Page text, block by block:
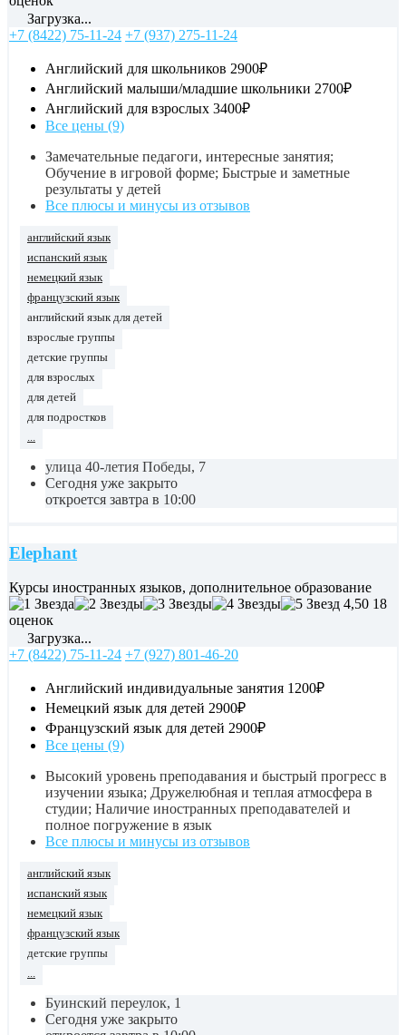
Загрузка...
+7 (8422) 75-11-24 +7 (937) 275-11-24
Английский для школьников 2900₽
Английский малыши/младшие школьники 2700₽
Английский для взрослых 3400₽
Все цены (9)
Замечательные педагоги, интересные занятия;
Обучение в игровой форме; Быстрые и заметные
результаты у детей
Все плюсы и минусы из отзывов
английский язык
испанский язык
немецкий язык
французский язык
английский язык для детей
взрослые группы
детские группы
для взрослых
для детей
для подростков
...
улица 40-летия Победы, 7
Сегодня уже закрыто
откроется завтра в 10:00
Elephant
Курсы иностранных языков, дополнительное образование
4,50 18
оценок
Загрузка...
+7 (8422) 75-11-24 +7 (927) 801-46-20
Английский индивидуальные занятия 1200₽
Немецкий язык для детей 2900₽
Французский язык для детей 2900₽
Все цены (9)
Высокий уровень преподавания и быстрый прогресс в
изучении языка; Дружелюбная и теплая атмосфера в
студии; Наличие иностранных преподавателей и
полное погружение в язык
Все плюсы и минусы из отзывов
английский язык
испанский язык
немецкий язык
французский язык
детские группы
...
Буинский переулок, 1
Сегодня уже закрыто